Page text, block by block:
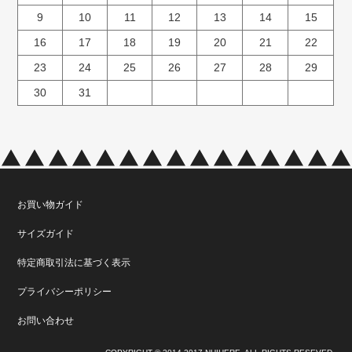
9
10 11 12 13 14
15
16
17 18 19 20 21
22
23
24 25 26 27 28
29
30
31
お買い物ガイド
サイズガイド
特定商取引法に基づく表示
プライバシーポリシー
お問い合わせ